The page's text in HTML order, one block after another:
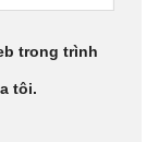
trong trình
tôi.